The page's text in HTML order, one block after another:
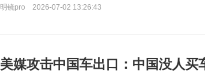
明镜pro 2026-07-02 13:26:43
美媒攻击中国车出口：中国没人买